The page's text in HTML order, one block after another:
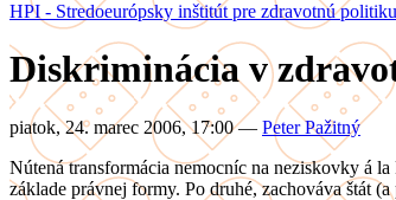
HPI - Stredoeurópsky inštitút pre zdravotnú politiku
Diskriminácia v
piatok, 24. marec 2006, 17:00— Peter Pažitný
Nútená transformácia nemocníc na neziskovky á
základe právnej formy. Po druhé, zachováva štát